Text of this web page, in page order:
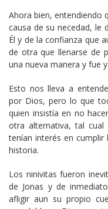
Ahora bien, entendiendo
causa de su necedad, le
Él y de la confianza que
de otra que llenarse de
una nueva manera y fue
Esto nos lleva a
por Dios, pero lo que
quien insistía en no
otra alternativa, tal cual
tenían interés en
historia.
Los ninivitas fueron
de Jonas y de
afligir aun su propio